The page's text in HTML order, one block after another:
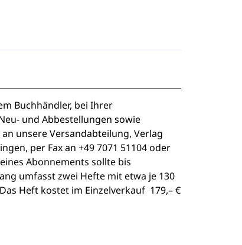
Buchhändler, bei Ihrer
und Abbestellungen sowie
unsere Versandabteilung, Verlag
per Fax an +49 7071 51104 oder
Abonnements sollte bis
umfasst zwei Hefte mit etwa je 130
Heft kostet im Einzelverkauf 179,– €